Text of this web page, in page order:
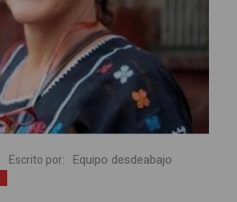
Escrito por: Equipo desdeabajo